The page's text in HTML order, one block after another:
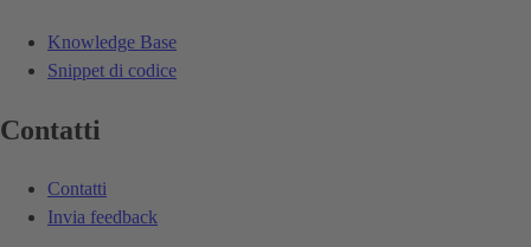
Knowledge Base
Snippet di codice
Contatti
Contatti
Invia feedback